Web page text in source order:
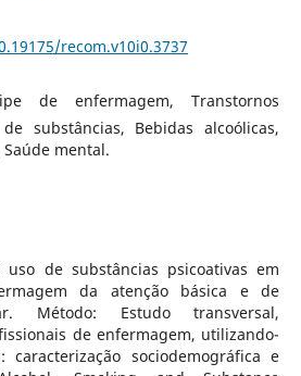
recom.v10i0.3737
de enfermagem, Transtornos
substâncias, Bebidas alcoólicas,
mental.
uso de substâncias psicoativas em
da atenção básica e de
Método: Estudo transversal,
de enfermagem, utilizando-
sociodemográfica e